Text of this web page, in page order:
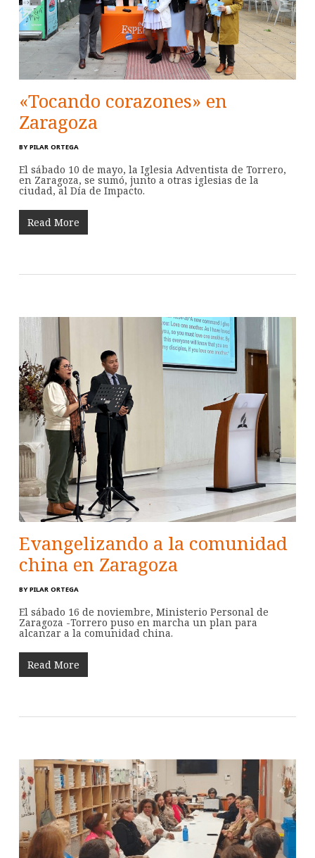
«Tocando corazones» en
Zaragoza
BY PILAR ORTEGA
El sábado 10 de mayo, la Iglesia Adventista de Torrero,
en Zaragoza, se sumó, junto a otras iglesias de la
ciudad, al Día de Impacto.
Read More
Evangelizando a la comunidad
china en Zaragoza
BY PILAR ORTEGA
El sábado 16 de noviembre, Ministerio Personal de
Zaragoza -Torrero puso en marcha un plan para
alcanzar a la comunidad china.
Read More